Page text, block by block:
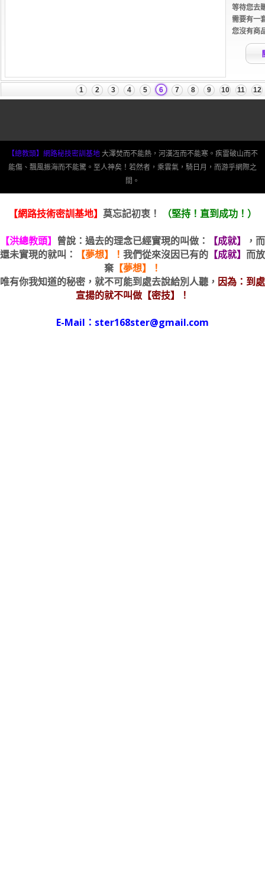
【總教頭】網路秘技密訓基地大澤焚而不能熱，河漢冱而不能寒。疾雷破山而不
能傷、飄風振海而不能驚。至人神矣！若然者，乘雲氣，騎日月，而游乎網際之
間。
還未實現的就叫： 【夢想】！我們從來沒因已有的 【成就】
而放
棄
【夢想】！
唯有你我知道的秘密，就不可能到處去說給別人聽，
宣揚的就不叫做【密技】！